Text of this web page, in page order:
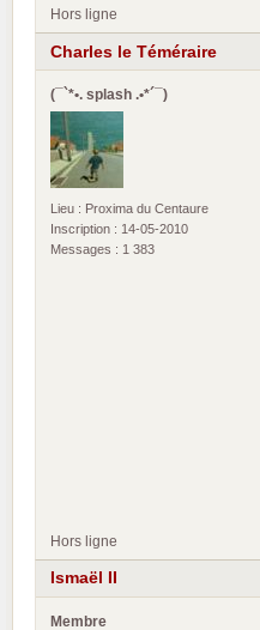
Hors ligne
Charles le Téméraire
(¯`*•. splash .•*´¯)
Lieu : Proxima du Centaure
Inscription : 14-05-2010
Messages : 1 383
Hors ligne
Ismaël II
Membre